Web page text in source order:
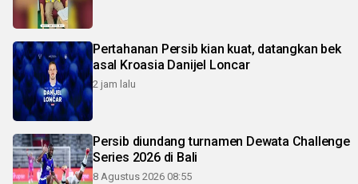
Pertahanan Persib kian kuat, datangkan bek
asal Kroasia Danijel Loncar
2 jam lalu
Persib diundang turnamen Dewata Challenge
Series 2026 di Bali
8 Agustus 2026 08:55